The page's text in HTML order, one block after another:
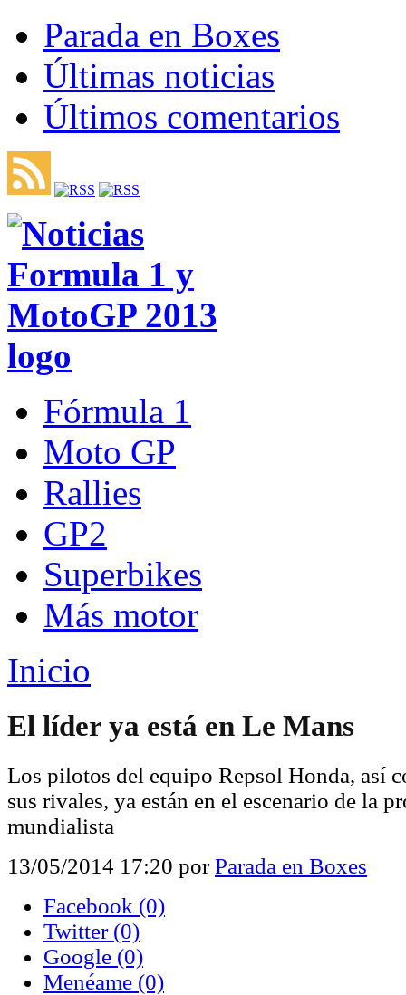
Parada en Boxes
Últimas noticias
Últimos comentarios
Fórmula 1
Moto GP
Rallies
GP2
Superbikes
Más motor
Inicio
El líder ya está en Le Mans
Los pilotos del equipo Repsol Honda, así
sus rivales, ya están en el escenario de la
mundialista
13/05/2014 17:20 porParada en Boxes
Facebook (0)
Twitter (0)
Google (0)
Menéame (0)